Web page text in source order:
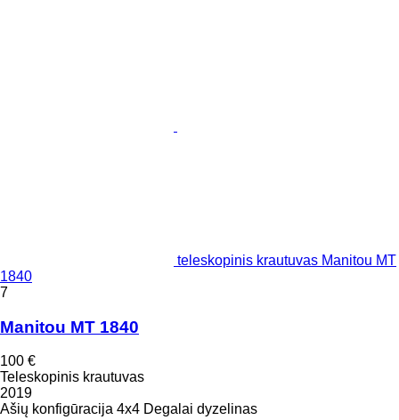
teleskopinis krautuvas Manitou MT
1840
7
Manitou MT 1840
100 €
Teleskopinis krautuvas
2019
Ašių konfigūracija 4x4 Degalai dyzelinas